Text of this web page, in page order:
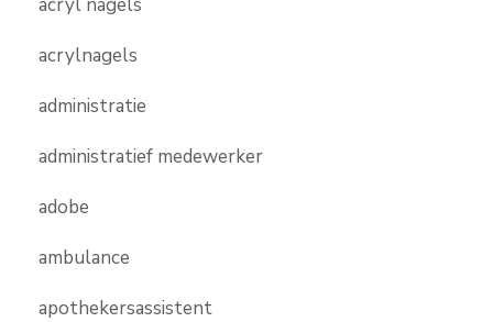
acrylnagels
administratie
administratief medewerker
adobe
ambulance
apothekersassistent